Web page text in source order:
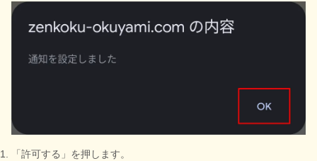
「許可する」を押します。